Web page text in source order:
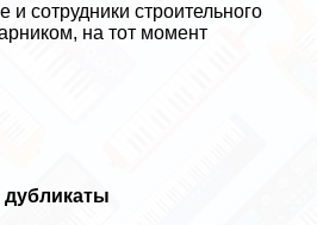
и сотрудники строительного
на тот момент